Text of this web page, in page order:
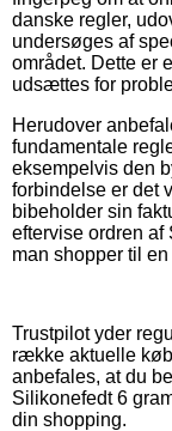
danske regler,
undersøges af
området. Dette er
udsættes for
Herudover
fundamentale
eksempelvis den
forbindelse er det
bibeholder sin
eftervise ordren af
man shopper til
Trustpilot yder
række aktuelle
anbefales, at du
Silikonefedt 6
din shopping.